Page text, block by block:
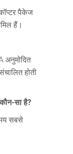
पैकेज
हैं।
अनुमोदित
होती
सा है?
सबसे